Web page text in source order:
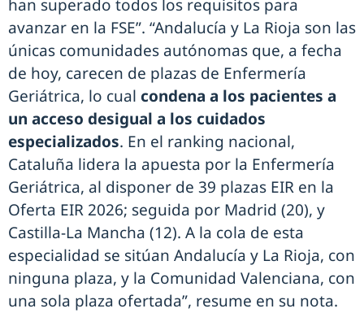
han superado todos los requisitos para
avanzar en la FSE”. “Andalucía y La Rioja son las
únicas comunidades autónomas que, a fecha
de hoy, carecen de plazas de Enfermería
Geriátrica, lo cual condena a los pacientes a
un acceso desigual a los cuidados
especializados. En el ranking nacional,
Cataluña lidera la apuesta por la Enfermería
Geriátrica, al disponer de 39 plazas EIR en la
Oferta EIR 2026; seguida por Madrid (20), y
Castilla-La Mancha (12). A la cola de esta
especialidad se sitúan Andalucía y La Rioja, con
ninguna plaza, y la Comunidad Valenciana, con
una sola plaza ofertada”, resume en su nota.